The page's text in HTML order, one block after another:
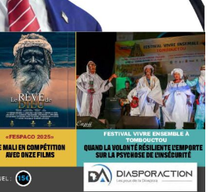
CHOISIR LE FORFAIT